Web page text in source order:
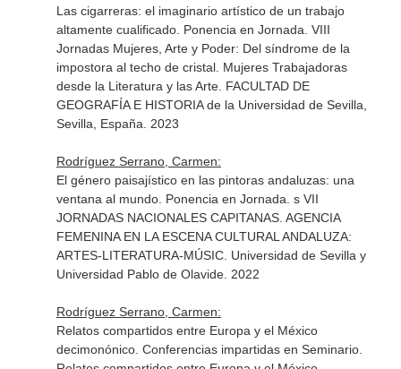
Las cigarreras: el imaginario artístico de un trabajo
altamente cualificado. Ponencia en Jornada. VIII
Jornadas Mujeres, Arte y Poder: Del síndrome de la
impostora al techo de cristal. Mujeres Trabajadoras
desde la Literatura y las Arte. FACULTAD DE
GEOGRAFÍA E HISTORIA de la Universidad de Sevilla,
Sevilla, España. 2023
Rodríguez Serrano, Carmen:
El género paisajístico en las pintoras andaluzas: una
ventana al mundo. Ponencia en Jornada. s VII
JORNADAS NACIONALES CAPITANAS. AGENCIA
FEMENINA EN LA ESCENA CULTURAL ANDALUZA:
ARTES-LITERATURA-MÚSIC. Universidad de Sevilla y
Universidad Pablo de Olavide. 2022
Rodríguez Serrano, Carmen:
Relatos compartidos entre Europa y el México
decimonónico. Conferencias impartidas en Seminario.